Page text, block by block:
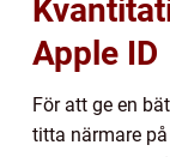
Apple ID
För att ge en
titta närmare